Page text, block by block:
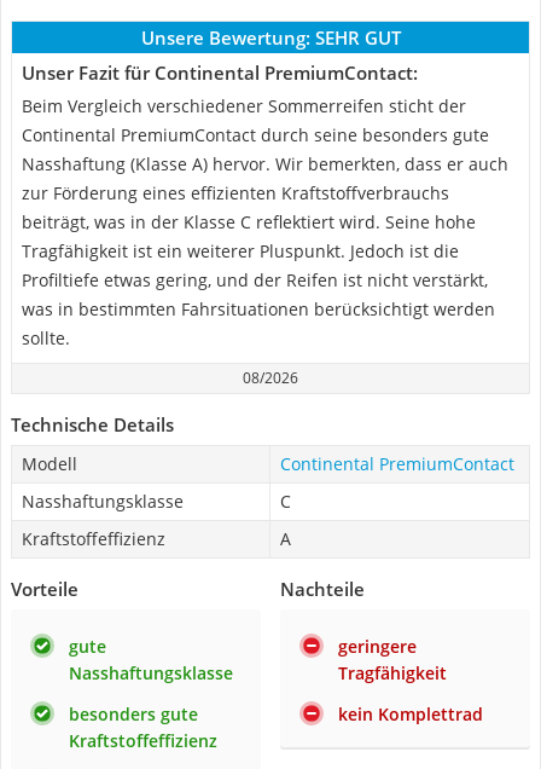
Unsere Bewertung: SEHR GUT
Unser Fazit für Continental PremiumContact:
Beim Vergleich verschiedener Sommerreifen sticht der
Continental PremiumContact durch seine besonders gute
Nasshaftung (Klasse A) hervor. Wir bemerkten, dass er auch
zur Förderung eines effizienten Kraftstoffverbrauchs
beiträgt, was in der Klasse C reflektiert wird. Seine hohe
Tragfähigkeit ist ein weiterer Pluspunkt. Jedoch ist die
Profiltiefe etwas gering, und der Reifen ist nicht verstärkt,
was in bestimmten Fahrsituationen berücksichtigt werden
sollte.
08/2026
Technische Details
Modell
Continental PremiumContact
Nasshaftungsklasse
C
Kraftstoffeffizienz
A
Vorteile
gute
Nasshaftungsklasse
besonders gute
Kraftstoffeffizienz
Nachteile
geringere
Tragfähigkeit
kein Komplettrad